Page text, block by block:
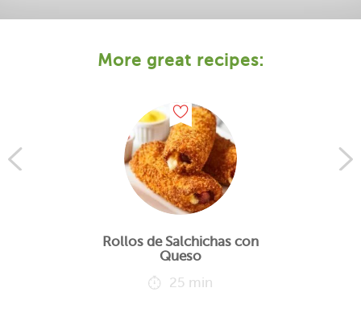
More great recipes:
Rollos de Salchichas con
Queso
25 min